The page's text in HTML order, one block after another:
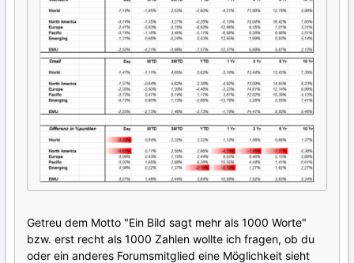
Getreu dem Motto "Ein Bild sagt mehr als 1000 Worte"
bzw. erst recht als 1000 Zahlen wollte ich fragen, ob du
oder ein anderes Forumsmitglied eine Möglichkeit sieht